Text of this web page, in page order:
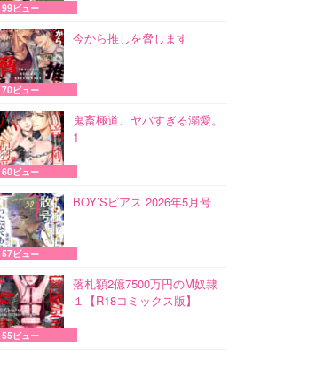
99ビュー
今から推しを脅します
70ビュー
鬼畜極道、ヤバすぎる溺愛。
1
60ビュー
BOY’Sピアス 2026年5月号
57ビュー
落札額2億7500万円のM奴隷
１【R18コミックス版】
55ビュー